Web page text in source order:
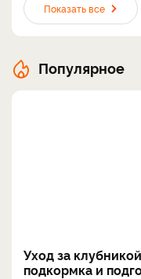
Показать все
Популярное
Уход за
подкормка и